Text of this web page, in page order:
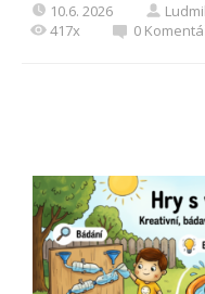
10.6. 2026
417x
0